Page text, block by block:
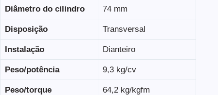
Diâmetro do cilindro 74 mm
Disposição Transversal
Instalação Dianteiro
Peso/potência 9,3 kg/cv
Peso/torque 64,2 kg/kgfm